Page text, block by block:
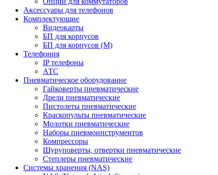
Аксессуары для телефонов
Комплектующие
Видеокарты
БП для корпусов
БП для корпусов (М)
Телефония
IP телефоны
АТС
Пневматическое оборудование
Гайковерты пневматические
Дрели пневматические
Пистолеты пневматические
Краскопульты пневматические
Молотки пневматические
Наборы пневмоинструментов
Компрессоры
Шуруповерты, отвертки пневматические
Степлеры пневматические
Cистемы хранения (NAS)